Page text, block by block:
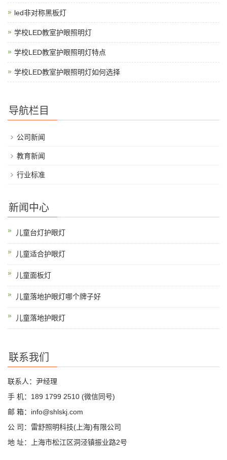
led非对称黑板灯
学校LED教室护眼照明灯
学校LED教室护眼照明灯特点
学校LED教室护眼照明灯如何选择
导航栏目
公司新闻
教育新闻
行业标准
新闻中心
儿童台灯护眼灯
儿童适合护眼灯
儿童面板灯
儿童落地护眼灯哪个牌子好
儿童落地护眼灯
联系我们
联系人：尹经理
手 机：189 1799 2510 (微信同号)
邮 箱：info@shlskj.com
公 司：雷舒照明科技(上海)有限公司
地 址：上海市松江区洞泾镇振业路2号